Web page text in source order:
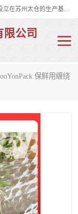
双忠包装材料（苏州）有限公司是上海双忠包装材料设立在苏州太仓的生产基地，占地约2万平米，产品主要有打孔缠绕膜，拉伸蜂窝纸，集装箱充气袋，滑托板，打包带，裹包网兜，防滑纸等箱体和托盘的运输和保护性包材。固永包材®，GooYon Pack®，是我们保护性包装材料的专属品牌。
公司
保鲜用缠绕
带
网兜